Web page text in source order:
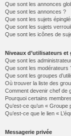
Que sont les annonces
Que sont les annonces ?
Que sont les sujets
Que sont les sujets
Que sont les icônes de
Niveaux d’utilisateurs et
Que sont les
Que sont les modérateurs
Que sont les groupes
Où trouver la liste des
Comment devenir chef de
Pourquoi certains
Qu’est-ce qu’un « Groupe
Qu’est-ce que le lien «
Messagerie privée